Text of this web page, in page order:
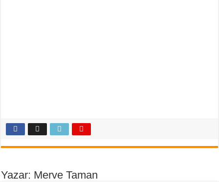
Yazar: Merve Taman